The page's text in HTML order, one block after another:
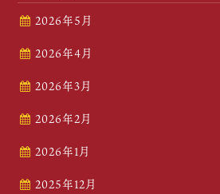
2026年5月
2026年4月
2026年3月
2026年2月
2026年1月
2025年12月